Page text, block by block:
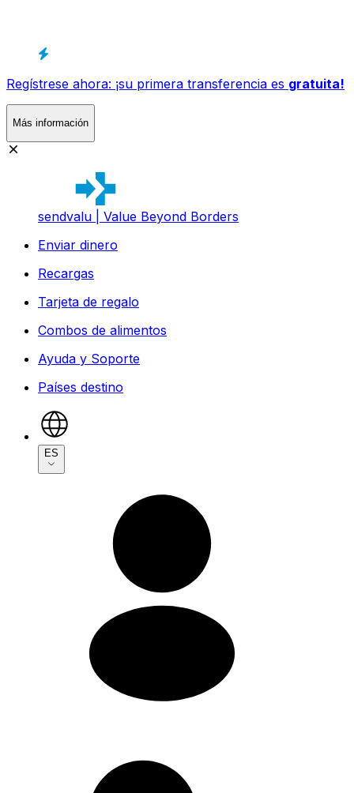
Regístrese ahora: ¡su primera transferencia es gratuita!
Más información
sendvalu | Value Beyond Borders
Enviar dinero
Recargas
Tarjeta de regalo
Combos de alimentos
Ayuda y Soporte
Países destino
ES